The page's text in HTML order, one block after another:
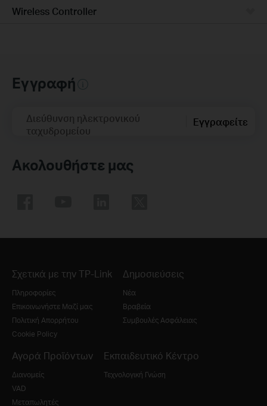
Wireless Controller
Εγγραφή
Διεύθυνση ηλεκτρονικού
ταχυδρομείου
Εγγραφείτε
Ακολουθήστε μας
Σχετικά με την TP-Link
Πληροφορίες
Επικοινωνήστε Μαζί μας
Πολιτική Απορρήτου
Cookie Policy
Δημοσιεύσεις
Νέα
Βραβεία
Συμβουλές Ασφάλειας
Αγορά Προϊόντων
Διανομείς
VAD
Μεταπωλητές
Εκπαιδευτικό Κέντρο
Τεχνολογική Γνώση